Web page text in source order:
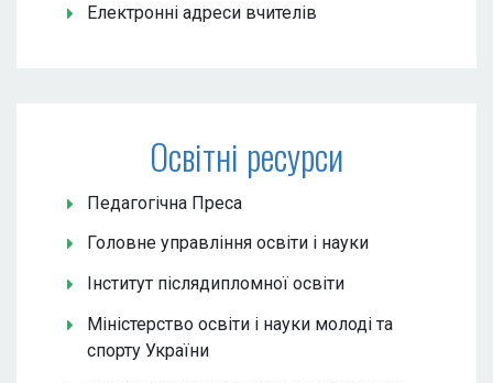
Електронні адреси вчителів
Освітні ресурси
Педагогічна Преса
Головне управління освіти і науки
Інститут післядипломної освіти
Міністерство освіти і науки молоді та
спорту України